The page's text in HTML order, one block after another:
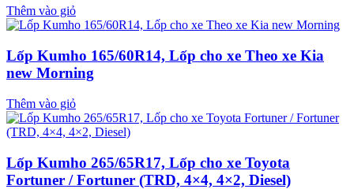
Thêm vào giỏ
Lốp Kumho 165/60R14, Lốp cho xe Theo xe Kia
new Morning
Thêm vào giỏ
Lốp Kumho 265/65R17, Lốp cho xe Toyota
Fortuner / Fortuner (TRD, 4×4, 4×2, Diesel)